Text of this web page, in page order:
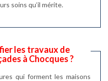
soins qu’il mérite.
les travaux de
à Chocques ?
qui forment les maisons